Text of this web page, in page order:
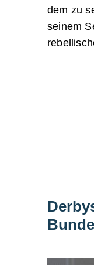
dem zu
seinem